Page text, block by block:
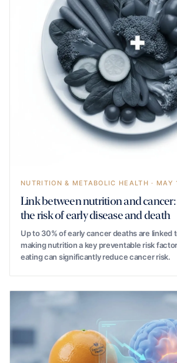
NUTRITION & METABOLIC HEALTH · MAY
Link between nutrition and
the risk of early disease and death
Up to 30% of early cancer deaths are linked
making nutrition a key preventable risk
eating can significantly reduce cancer risk.